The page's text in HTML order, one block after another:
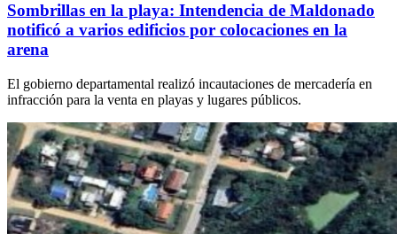
Sombrillas en la playa: Intendencia de Maldonado
notificó a varios edificios por colocaciones en la
arena
El gobierno departamental realizó incautaciones de mercadería en
infracción para la venta en playas y lugares públicos.